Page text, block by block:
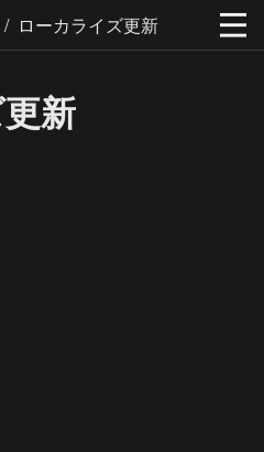
/ ローカライズ更新
新